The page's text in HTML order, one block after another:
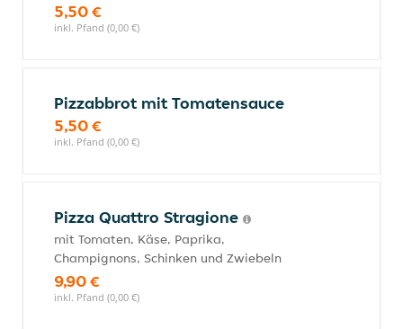
5,50 €
inkl. Pfand (0,00 €)
Pizzabbrot mit Tomatensauce
5,50 €
inkl. Pfand (0,00 €)
Pizza Quattro Stragione
mit Tomaten, Käse, Paprika,
Champignons, Schinken und Zwiebeln
9,90 €
inkl. Pfand (0,00 €)